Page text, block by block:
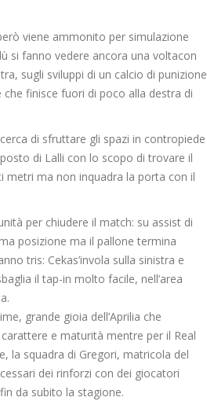
viene ammonito per simulazione
si fanno vedere ancora una voltacon
sugli sviluppi di un calcio di punizione
finisce fuori di poco alla destra di
di sfruttare gli spazi in contropiede
di Lalli con lo scopo di trovare il
metri ma non inquadra la porta con il
per chiudere il match: su assist di
posizione ma il pallone termina
tris: Cekas’invola sulla sinistra e
il tap-in molto facile, nell’area
, grande gioia dell’Aprilia che
e maturità mentre per il Real
la squadra di Gregori, matricola del
dei rinforzi con dei giocatori
da subito la stagione.